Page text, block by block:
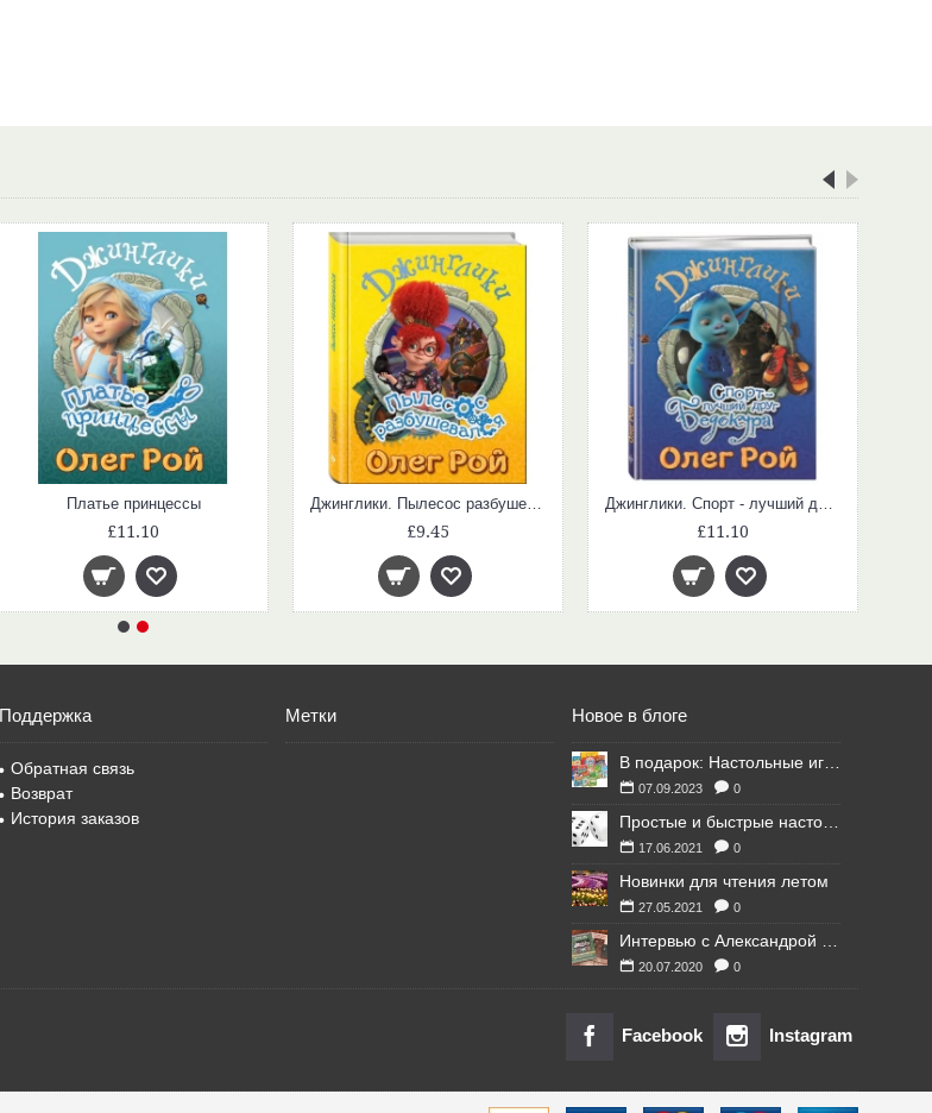
Платье принцессы
£11.10
Джинглики. Пылесос разбушевался
£9.45
Джинглики. Спорт - лучший друг Бедокура
£11.10
Поддержка
Обратная связь
Возврат
История заказов
Метки Новое в блоге
В подарок: Настольные игры для Ваших британских друзей
07.09.2023 0
Простые и быстрые настольные игры
17.06.2021 0
Новинки для чтения летом
27.05.2021 0
Интервью с Александрой Литвиной
20.07.2020 0
Facebook Instagram